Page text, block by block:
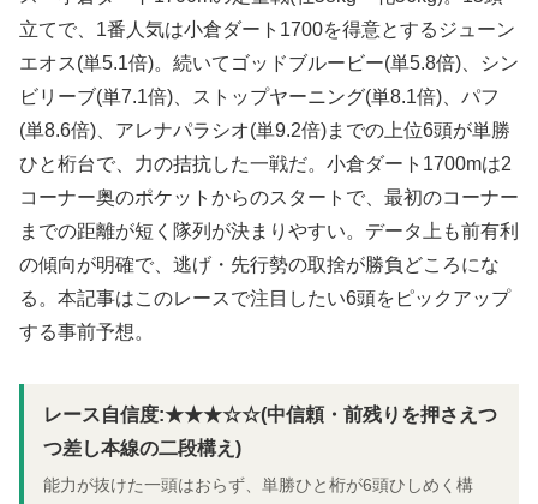
立てで、1番人気は小倉ダート1700を得意とするジューン
エオス(単5.1倍)。続いてゴッドブルービー(単5.8倍)、シン
ビリーブ(単7.1倍)、ストップヤーニング(単8.1倍)、パフ
(単8.6倍)、アレナパラシオ(単9.2倍)までの上位6頭が単勝
ひと桁台で、力の拮抗した一戦だ。小倉ダート1700mは2
コーナー奥のポケットからのスタートで、最初のコーナー
までの距離が短く隊列が決まりやすい。データ上も前有利
の傾向が明確で、逃げ・先行勢の取捨が勝負どころにな
る。本記事はこのレースで注目したい6頭をピックアップ
する事前予想。
レース自信度:★★★☆☆(中信頼・前残りを押さえつ
つ差し本線の二段構え)
能力が抜けた一頭はおらず、単勝ひと桁が6頭ひしめく構